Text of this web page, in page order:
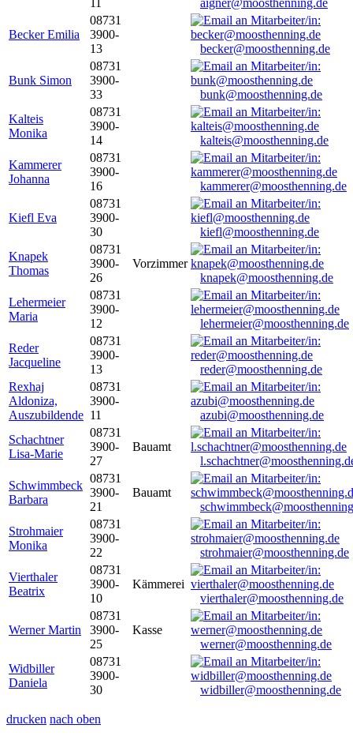
aigner@moosthenning.de
Becker Emilia
08731
3900-
13
becker@moosthenning.de
Bunk Simon
08731
3900-
33
bunk@moosthenning.de
Kalteis
Monika
08731
3900-
14
kalteis@moosthenning.de
Kammerer
Johanna
08731
3900-
16
kammerer@moosthenning.de
Kiefl Eva
08731
3900-
30
kiefl@moosthenning.de
Knapek
Thomas
08731
3900-
26
Vorzimmer
knapek@moosthenning.de
Lehermeier
Maria
08731
3900-
12
lehermeier@moosthenning.de
Reder
Jacqueline
08731
3900-
13
reder@moosthenning.de
Rexhaj
Aldoniza,
Auszubildende
08731
3900-
11
azubi@moosthenning.de
Schachtner
Lisa-Marie
08731
3900-
27
Bauamt
Schwimmbeck
Barbara
08731
3900-
21
Bauamt
Strohmaier
Monika
08731
3900-
22
strohmaier@moosthenning.de
Vierthaler
Beatrix
08731
3900-
10
Kämmerei
vierthaler@moosthenning.de
Werner Martin
08731
3900-
25
Kasse
werner@moosthenning.de
Widbiller
Daniela
08731
3900-
30
widbiller@moosthenning.de
drucken nach oben